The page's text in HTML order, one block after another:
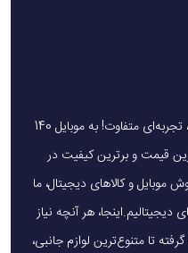
یک خرید هوشمندانه ، قیمت منصفانه، تجربه‌ای متفاوت! به موبایل 140
قیمت و برترین کیفیت در
در فروش موبایل و کالاهای دیجیتال، ما
دیجیتالیم.اینجا، هر آنچه نیاز
تا متنوع‌ترین لوازم جانبی،